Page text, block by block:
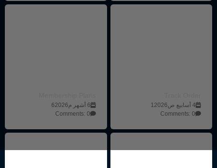
4 أسابيع ص12026
Comments: 0
6 أشهر م62026
Comments: 0